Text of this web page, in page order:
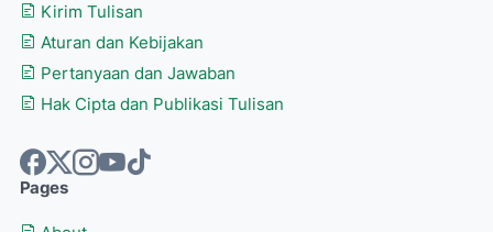
Kirim Tulisan
Aturan dan Kebijakan
Pertanyaan dan Jawaban
Hak Cipta dan Publikasi Tulisan
Pages